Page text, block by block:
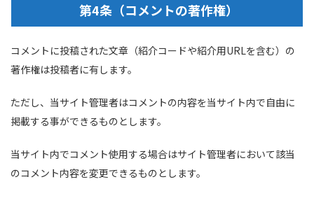
第4条（コメントの著作権）
コメントに投稿された文章（紹介コードや紹介用URLを含む）の
著作権は投稿者に有します。
ただし、当サイト管理者はコメントの内容を当サイト内で自由に
掲載する事ができるものとします。
当サイト内でコメント使用する場合はサイト管理者において該当
のコメント内容を変更できるものとします。